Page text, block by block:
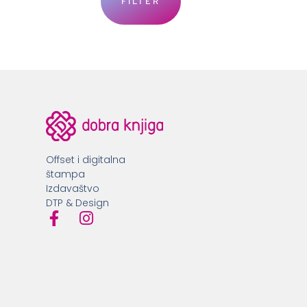
Offset i digitalna
štampa
Izdavaštvo
DTP & Design